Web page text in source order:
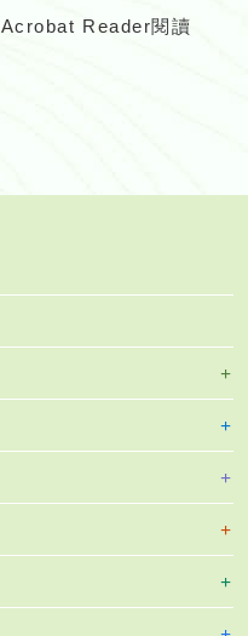
Reader閱讀